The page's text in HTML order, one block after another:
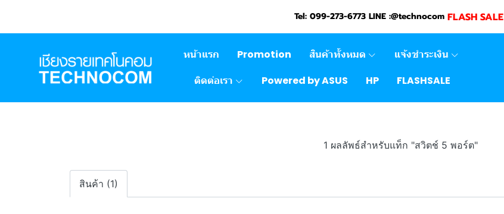
Tel: 099-273-6773 LINE :@technocom FLASH SALE
หน้าแรก Promotion สินค้าทั้งหมด
แจ้งชำระเงิน
ติดต่อเรา
Powered by ASUS HP FLASHSALE
1 ผลลัพธ์สำหรับแท็ก "สวิตช์ 5 พอร์ต"
สินค้า (1)